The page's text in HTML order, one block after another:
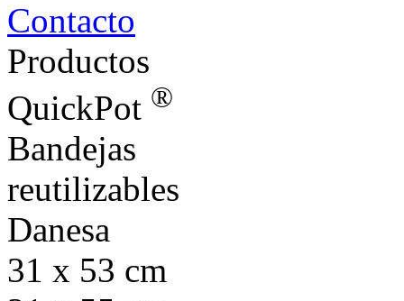
Contacto
Productos
QuickPot ®
Bandejas
reutilizables
Danesa
31 x 53 cm